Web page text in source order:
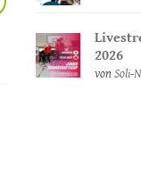
2026
vonSoli-